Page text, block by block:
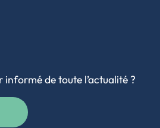
informé de toute l’actualité ?